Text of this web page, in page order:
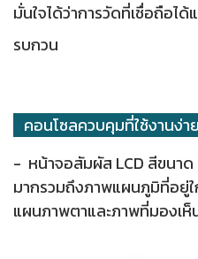
มั่นใจได้ว่าการวัดที่เชื่อถือไ
รบกวน
คอนโซลควบคุมที่ใช้งานง่าย
- หน้าจอสัมผัส LCD สีขนา
มากรวมถึงภาพแผนภูมิที่อยู่
แผนภาพตาและภาพที่มองเ